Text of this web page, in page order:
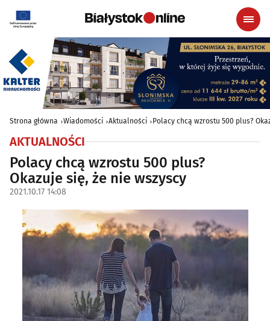
Strona główna Wiadomości Aktualności Polacy chcą wzrostu 500 plus?
AKTUALNOŚCI
Polacy chcą wzrostu 500 plus?
Okazuje się, że nie wszyscy
2021.10.17 14:08